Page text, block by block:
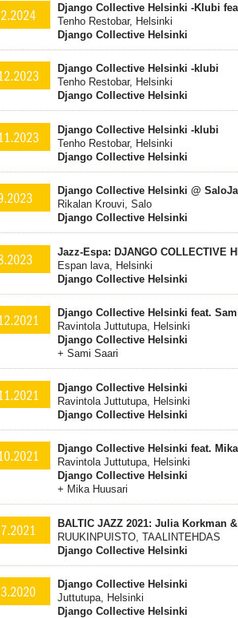
Django Collective Helsinki -Klubi
Tenho Restobar, Helsinki
Django Collective Helsinki
Django Collective Helsinki -klubi
Tenho Restobar, Helsinki
Django Collective Helsinki
Django Collective Helsinki -klubi
Tenho Restobar, Helsinki
Django Collective Helsinki
Django Col­lec­ti­ve Helsinki @
Rikalan Krouvi, Salo
Django Collective Helsinki
Jazz-Espa: DJANGO COLLECTIVE
Espan lava, Helsinki
Django Collective Helsinki
Django Collective Helsinki feat.
Ravintola Juttutupa, Helsinki
Django Collective Helsinki
+ Sami Saari
Django Collective Helsinki
Ravintola Juttutupa, Helsinki
Django Collective Helsinki
Django Collective Helsinki feat.
Ravintola Juttutupa, Helsinki
Django Collective Helsinki
+ Mika Huusari
BALTIC JAZZ 2021: Julia Korkman
RUUKINPUISTO, TAALINTEHDAS
Django Collective Helsinki
Django Collective Helsinki
Juttutupa, Helsinki
Django Collective Helsinki